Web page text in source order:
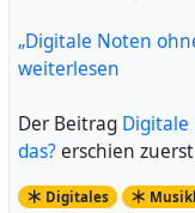
„Digitale Noten
weiterlesen
Der Beitrag
das?erschien
Digitales